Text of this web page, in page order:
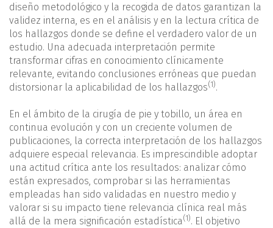
diseño metodológico y la recogida de datos garantizan la
validez interna, es en el análisis y en la lectura crítica de
los hallazgos donde se define el verdadero valor de un
estudio. Una adecuada interpretación permite
transformar cifras en conocimiento clínicamente
relevante, evitando conclusiones erróneas que puedan
distorsionar la aplicabilidad de los hallazgos(1).
En el ámbito de la cirugía de pie y tobillo, un área en
continua evolución y con un creciente volumen de
publicaciones, la correcta interpretación de los hallazgos
adquiere especial relevancia. Es imprescindible adoptar
una actitud crítica ante los resultados: analizar cómo
están expresados, comprobar si las herramientas
empleadas han sido validadas en nuestro medio y
valorar si su impacto tiene relevancia clínica real más
allá de la mera significación estadística(1). El objetivo